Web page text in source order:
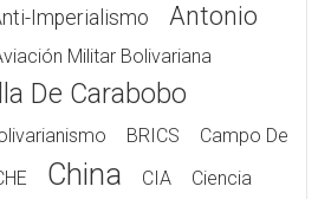
Imperialismo
Antonio
Militar Bolivariana
De Carabobo
BRICS
Campo De
China CIA Ciencia